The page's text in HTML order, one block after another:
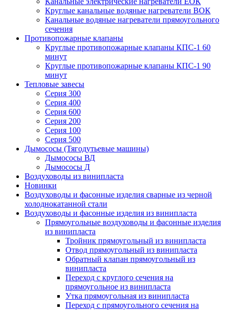
Круглые канальные водяные нагреватели ВОК
Канальные водяные нагреватели прямоугольного
сечения
Противопожарные клапаны
Круглые противопожарные клапаны КПС-1 60
минут
Круглые противопожарные клапаны КПС-1 90
минут
Тепловые завесы
Серия 300
Серия 400
Серия 600
Серия 200
Серия 100
Серия 500
Дымососы (Тягодутьевые машины)
Дымососы ВД
Дымососы Д
Воздуховоды из винипласта
Новинки
Воздуховоды и фасонные изделия сварные из черной
холоднокатанной стали
Воздуховоды и фасонные изделия из винипласта
Прямоугольные воздуховоды и фасонные изделия
из винипласта
Тройник прямоугольный из винипласта
Отвод прямоугольный из винипласта
Обратный клапан прямоугольный из
винипласта
Переход с круглого сечения на
прямоугольное из винипласта
Утка прямоугольная из винипласта
Переход с прямоугольного сечения на